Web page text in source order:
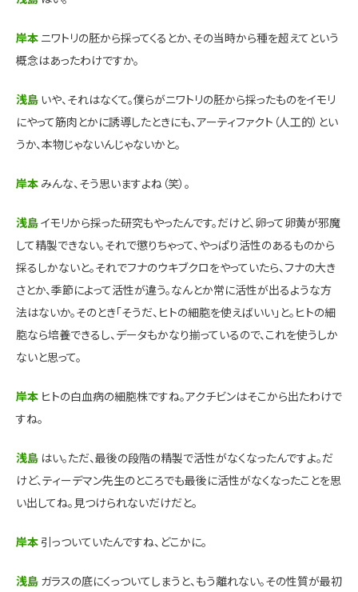
岸本 ニワトリの胚から採ってくるとか、その当時から種を超えてという
概念はあったわけですか。
浅島 いや、それはなくて。僕らがニワトリの胚から採ったものをイモリ
にやって筋肉とかに誘導したときにも、アーティファクト（人工的）とい
うか、本物じゃないんじゃないかと。
岸本 みんな、そう思いますよね（笑）。
浅島イモリから採った研究もやったんです。だけど、卵って卵黄が邪魔
して精製できない。それで懲りちゃって、やっぱり活性のあるものから
採るしかないと。それでフナのウキブクロをやっていたら、フナの大き
さとか、季節によって活性が違う。なんとか常に活性が出るような方
法はないか。そのとき「そうだ、ヒトの細胞を使えばいい」と。ヒトの細
胞なら培養できるし、データもかなり揃っているので、これを使うしか
ないと思って。
岸本 ヒトの白血病の細胞株ですね。アクチビンはそこから出たわけで
すね。
浅島 はい。ただ、最後の段階の精製で活性がなくなったんですよ。だ
けど、ティーデマン先生のところでも最後に活性がなくなったことを思
い出してね。見つけられないだけだと。
岸本 引っついていたんですね、どこかに。
浅島 ガラスの底にくっついてしまうと、もう離れない。その性質が最初